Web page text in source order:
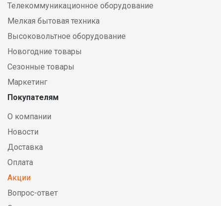
Телекоммуникационное оборудование
Мелкая бытовая техника
Высоковольтное оборудование
Новогодние товары
Сезонные товары
Маркетинг
Покупателям
О компании
Новости
Доставка
Оплата
Акции
Вопрос-ответ